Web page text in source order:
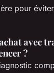
pour
avec
?